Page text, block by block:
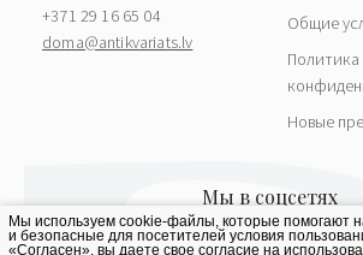
+371 29 16 65 04
doma@antikvariats.lv
Общие
Политика
Новые
Мы используем cookie-файлы, которые помогают
и безопасные для посетителей условия
«Согласен», вы даете свое согласие на